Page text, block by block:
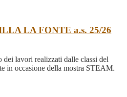
LA FONTE a.s. 25/26
lavori realizzati dalle classi del
in occasione della mostra STEAM.